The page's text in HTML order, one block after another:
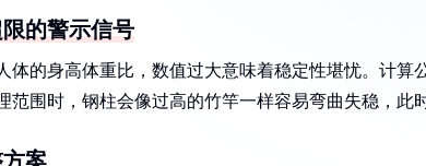
的警示信号
体的身高体重比，数值过大意味着稳定性堪忧。计算
范围时，钢柱会像过高的竹竿一样容易弯曲失稳，此
案